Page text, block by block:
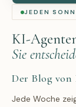
JEDEN
KI-
Sie
Der Blog von
Jede Woche